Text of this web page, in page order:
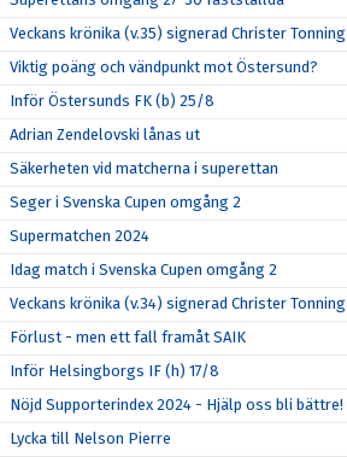
Veckans krönika (v.35) signerad Christer Tonning
Viktig poäng och vändpunkt mot Östersund?
Inför Östersunds FK (b) 25/8
Adrian Zendelovski lånas ut
Säkerheten vid matcherna i superettan
Seger i Svenska Cupen omgång 2
Supermatchen 2024
Idag match i Svenska Cupen omgång 2
Veckans krönika (v.34) signerad Christer Tonning
Förlust - men ett fall framåt SAIK
Inför Helsingborgs IF (h) 17/8
Nöjd Supporterindex 2024 - Hjälp oss bli bättre!
Lycka till Nelson Pierre